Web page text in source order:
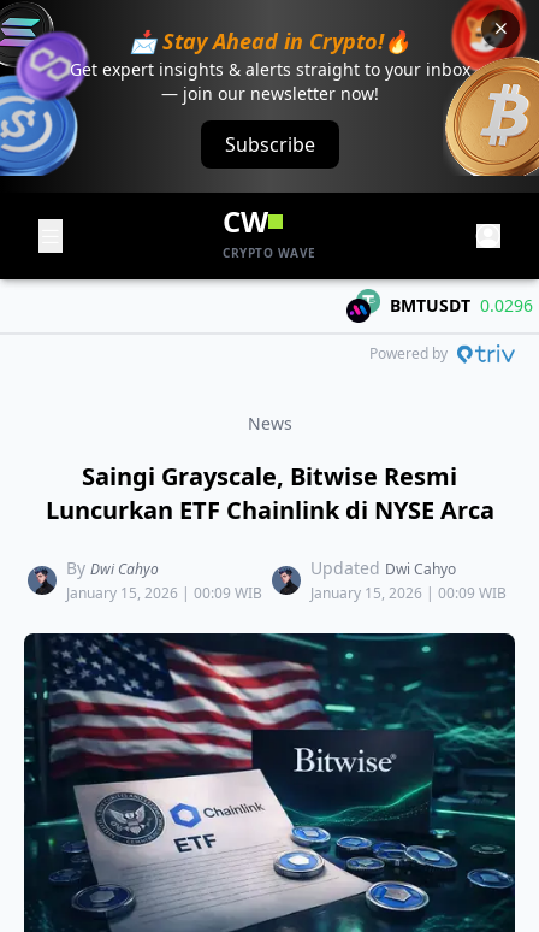
📩 Stay Ahead in Crypto!🔥
Get expert insights & alerts straight to your inbox
— join our newsletter now!
Subscribe
CW
CRYPTO WAVE
BMTUSDT 0.0296
Powered by
News
Saingi Grayscale, Bitwise Resmi
Luncurkan ETF Chainlink di NYSE Arca
By Dwi Cahyo
January 15, 2026 | 00:09 WIB
Updated Dwi Cahyo
January 15, 2026 | 00:09 WIB